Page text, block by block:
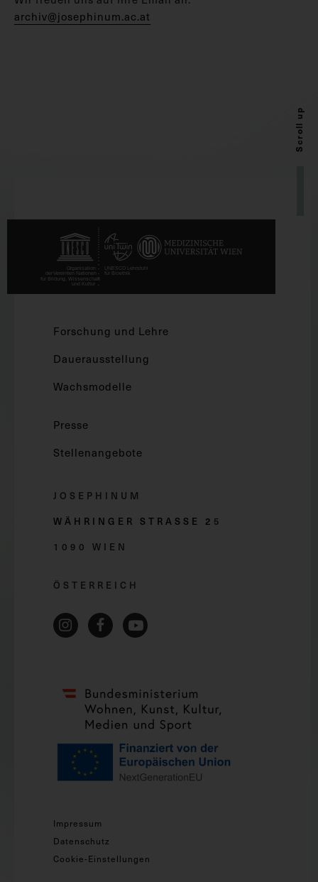
archiv@josephinum.ac.at
Scroll up
Forschung und Lehre
Dauerausstellung
Wachsmodelle
Presse
Stellenangebote
JOSEPHINUM
WÄHRINGER STRASSE 2 5
1090 WIEN
ÖSTERREICH
Impressum
Datenschutz
Cookie-Einstellungen